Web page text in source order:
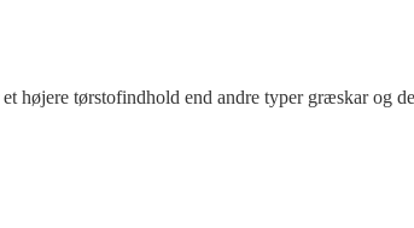
højere tørstofindhold end andre typer græskar og